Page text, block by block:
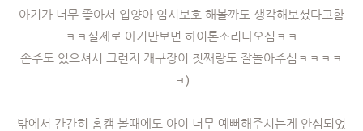
아기가 너무 좋아서 입양아 임시보호 해볼까도 생각해보셨다고함
ㅋㅋ실제로 아기만보면 하이톤소리나오심ㅋㅋ
손주도 있으셔서 그런지 개구장이 첫째랑도 잘놀아주심ㅋㅋㅋㅋ
ㅋ)
밖에서 간간히 홈캠 볼때에도 아이 너무 예뻐해주시는게 안심되었